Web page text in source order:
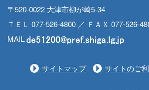
〒520-0022 大津市柳が崎5-34
ＴＥＬ 077-526-4800 ／ ＦＡＸ 077-526-
MAIL
サイトマップ サイトのご